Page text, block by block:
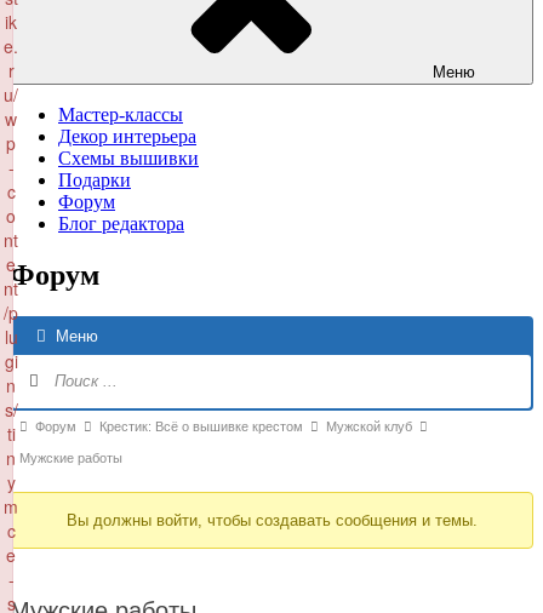
Меню
Мастер-классы
Декор интерьера
Схемы вышивки
Подарки
Форум
Блог редактора
Форум
Меню
Форум
breadcrumbs
здесь:
Форум Крестик: Всё о вышивке крестом Мужской клуб
Мужские работы
Вы должны войти, чтобы создавать сообщения и темы.
ik
e.
r
u/
w
p
-
c
o
nt
e
nt
/p
lu
gi
n
s/
ti
n
y
m
c
e
-
s